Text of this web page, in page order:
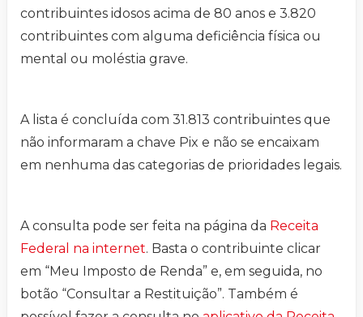
contribuintes idosos acima de 80 anos e 3.820
contribuintes com alguma deficiência física ou
mental ou moléstia grave.
A lista é concluída com 31.813 contribuintes que
não informaram a chave Pix e não se encaixam
em nenhuma das categorias de prioridades legais.
A consulta pode ser feita na página da Receita
Federal na internet. Basta o contribuinte clicar
em “Meu Imposto de Renda” e, em seguida, no
botão “Consultar a Restituição”. Também é